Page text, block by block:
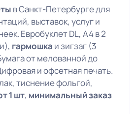
в Санкт-Петербурге для
выставок, услуг и
Евробуклет DL, А4 в 2
гармошка и зигзаг (3
от мелованной до
и офсетная печать.
тиснение фольгой,
1 шт, минимальный заказ